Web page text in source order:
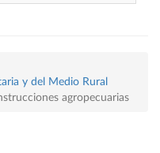
y del Medio Rural
agropecuarias